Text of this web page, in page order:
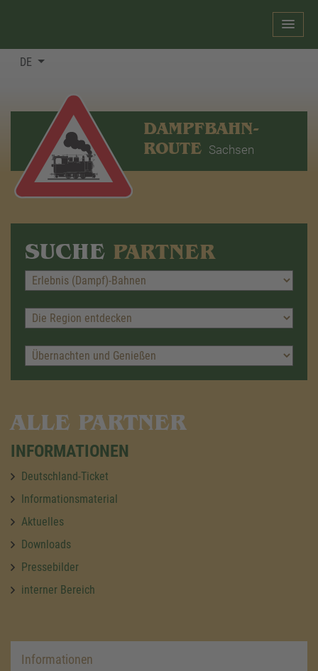
DE
DAMPFBAHN-
ROUTE Sachsen
SUCHE PARTNER
ALLE PARTNER
INFORMATIONEN
Deutschland-Ticket
Informationsmaterial
Aktuelles
Downloads
Pressebilder
interner Bereich
Informationen